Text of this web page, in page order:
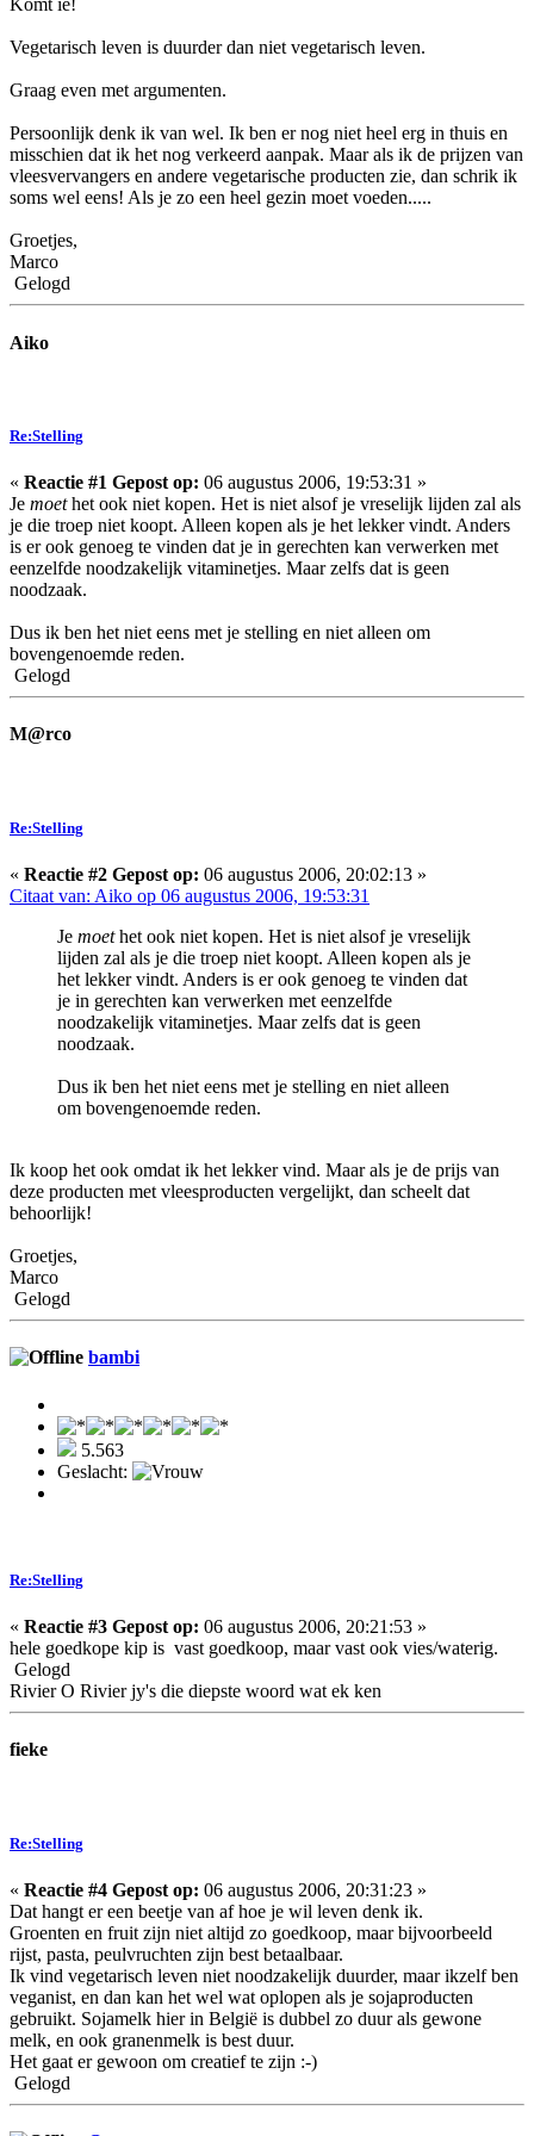
Komt ie!
Vegetarisch leven is duurder dan niet vegetarisch leven.
Graag even met argumenten.
Persoonlijk denk ik van wel. Ik ben er nog niet heel erg in thuis en
misschien dat ik het nog verkeerd aanpak. Maar als ik de prijzen van
vleesvervangers en andere vegetarische producten zie, dan schrik ik
soms wel eens! Als je zo een heel gezin moet voeden.....
Groetjes,
Marco
Gelogd
Aiko
Re:Stelling
« Reactie #1 Gepost op: 06 augustus 2006, 19:53:31 »
Je moethet ook niet kopen. Het is niet alsof je vreselijk lijden zal als
je die troep niet koopt. Alleen kopen als je het lekker vindt. Anders
is er ook genoeg te vinden dat je in gerechten kan verwerken met
eenzelfde noodzakelijk vitaminetjes. Maar zelfs dat is geen
noodzaak.
Dus ik ben het niet eens met je stelling en niet alleen om
bovengenoemde reden.
Gelogd
M@rco
Re:Stelling
« Reactie #2 Gepost op: 06 augustus 2006, 20:02:13 »
Citaat van: Aiko op 06 augustus 2006, 19:53:31
Je moethet ook niet kopen. Het is niet alsof je vreselijk
lijden zal als je die troep niet koopt. Alleen kopen als je
het lekker vindt. Anders is er ook genoeg te vinden dat
je in gerechten kan verwerken met eenzelfde
noodzakelijk vitaminetjes. Maar zelfs dat is geen
noodzaak.
Dus ik ben het niet eens met je stelling en niet alleen
om bovengenoemde reden.
Ik koop het ook omdat ik het lekker vind. Maar als je de prijs van
deze producten met vleesproducten vergelijkt, dan scheelt dat
behoorlijk!
Groetjes,
Marco
Gelogd
bambi
5.563
Geslacht:
Re:Stelling
« Reactie #3 Gepost op: 06 augustus 2006, 20:21:53 »
hele goedkope kip is vast goedkoop, maar vast ook vies/waterig.
Gelogd
Rivier O Rivier jy's die diepste woord wat ek ken
fieke
Re:Stelling
« Reactie #4 Gepost op: 06 augustus 2006, 20:31:23 »
Dat hangt er een beetje van af hoe je wil leven denk ik.
Groenten en fruit zijn niet altijd zo goedkoop, maar bijvoorbeeld
rijst, pasta, peulvruchten zijn best betaalbaar.
Ik vind vegetarisch leven niet noodzakelijk duurder, maar ikzelf ben
veganist, en dan kan het wel wat oplopen als je sojaproducten
gebruikt. Sojamelk hier in België is dubbel zo duur als gewone
melk, en ook granenmelk is best duur.
Het gaat er gewoon om creatief te zijn :-)
Gelogd